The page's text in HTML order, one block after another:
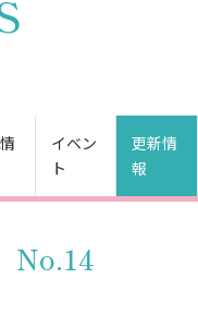
イベン
ト
更新情
報
No.14